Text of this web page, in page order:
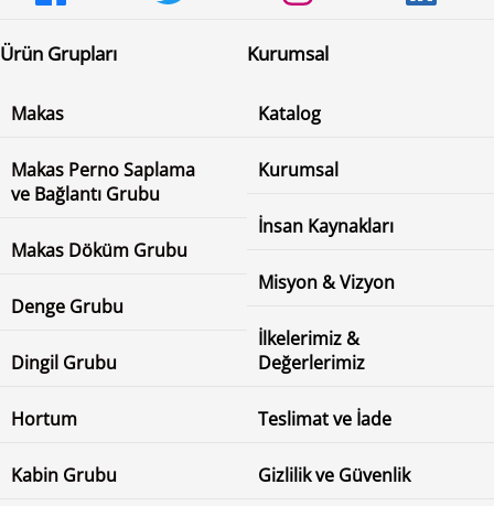
Ürün Grupları
Makas
Makas Perno Saplama
ve Bağlantı Grubu
Makas Döküm Grubu
Denge Grubu
Dingil Grubu
Hortum
Kabin Grubu
Kurumsal
Katalog
Kurumsal
İnsan Kaynakları
Misyon & Vizyon
İlkelerimiz &
Değerlerimiz
Teslimat ve İade
Gizlilik ve Güvenlik